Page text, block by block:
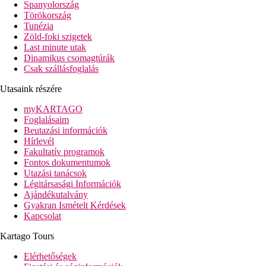
távolság a tengerparttól: kb. 500 m
távolság a repülőtértől: kb. 8 km
távolság a központtól: kb. 0,5 km (Theologos), kb. 18 km (Rhodosz
távolság a vásárlási lehetőségektől: kb. 500 m
Szobák felszereltsége
Szobák
légkondicionáló (06.15.-09.15. között ingyenesen,
telefon, SAT-TV
kis hűtőszekrény
bérelhető széf a recepción
fürdőszoba (zuhanyozó, hajszárító, WC)
balkon vagy terasz
Szobák felár elenében
egyágyas szobák
háromágyas szobák
családi szobák - 1 nagyobb szoba, emeletes pótágy
Szálloda felszereltsége
hall recepcióval
bérelhető széf a recepción
lobby-bár
Wi-Fi a hallban ingyenesen
Spanyolország
Törökország
Tunézia
Zöld-foki szigetek
Last minute utak
Dinamikus csomagtúrák
Csak szállásfoglalás
Utasaink részére
myKARTAGO
Foglalásaim
Beutazási információk
Hírlevél
Fakultatív programok
Fontos dokumentumok
Utazási tanácsok
Légitársasági Információk
Ajándékutalvány
Gyakran Ismételt Kérdések
Kapcsolat
Kartago Tours
Elérhetőségek